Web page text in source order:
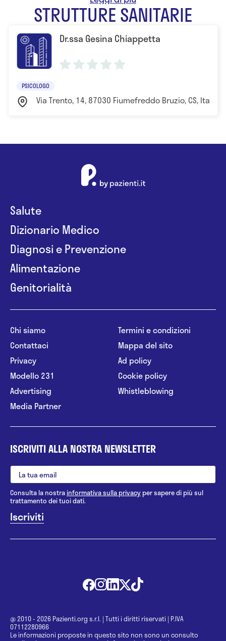
STRUTTURE SANITARIE
Dr.ssa Gesina Chiappetta
PSICOLOGO
Via Trento, 14, 87030 Fiumefreddo Bruzio, CS, Italia
Salute
Dizionario Medico
Diagnosi e Prevenzione
Alimentazione
Genitorialità
Chi siamo
Contattaci
Privacy
Modello 231
Advertising
Media Partner
Termini e condizioni
Mappa del sito
Ad policy
Cookie policy
Whistleblowing
ISCRIVITI ALLA NOSTRA NEWSLETTER
Consulta la nostrainformativa sulla privacy per sapere di più sul
trattamento dei tuoi dati.
@ 2010 - 2026 Pazienti.org s.r.l. | Tutti i diritti riservati | P.IVA
07112280966
Le informazioni proposte in questo sito non sono un consulto